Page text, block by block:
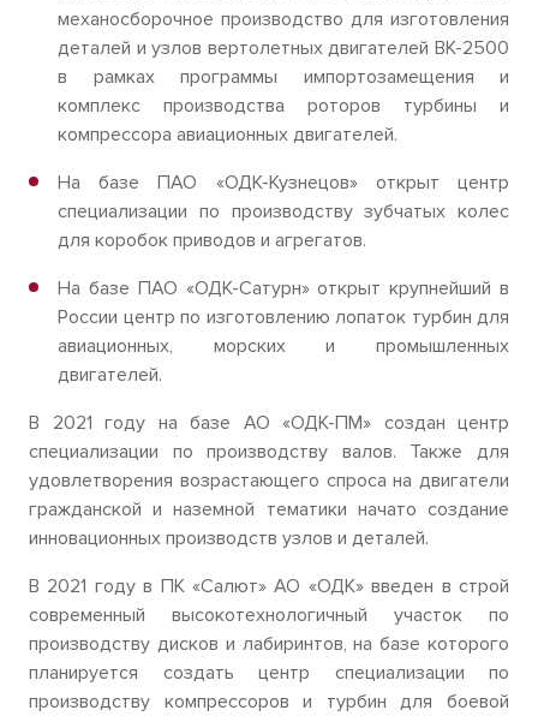
механосборочное производство для изготовления
деталей и узлов вертолетных двигателей ВК-2500
в рамках программы импортозамещения и
комплекс производства роторов турбины и
компрессора авиационных двигателей.
На базе ПАО «ОДК-Кузнецов» открыт центр
специализации по производству зубчатых колес
для коробок приводов и агрегатов.
На базе ПАО «ОДК-Сатурн» открыт крупнейший в
России центр по изготовлению лопаток турбин для
авиационных, морских и промышленных
двигателей.
В 2021 году на базе АО «ОДК-ПМ» создан центр
специализации по производству валов. Также для
удовлетворения возрастающего спроса на двигатели
гражданской и наземной тематики начато создание
инновационных производств узлов и деталей.
В 2021 году в ПК «Салют» АО «ОДК» введен в строй
современный высокотехнологичный участок по
производству дисков и лабиринтов, на базе которого
планируется создать центр специализации по
производству компрессоров и турбин для боевой